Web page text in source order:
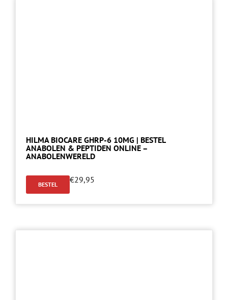
HILMA BIOCARE GHRP-6 10MG | BESTEL
ANABOLEN & PEPTIDEN ONLINE –
ANABOLENWERELD
BESTEL €29,95